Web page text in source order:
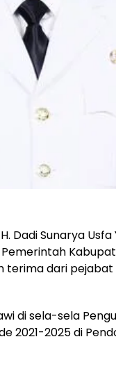
Dadi Sunarya
terima dari
di sela-sela
2021-2025 di